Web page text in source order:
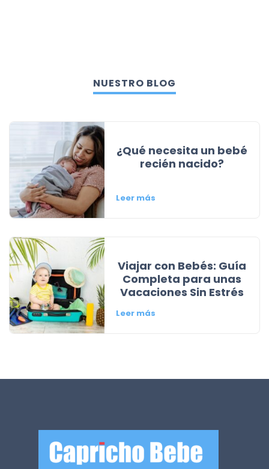
NUESTRO BLOG
¿Qué necesita un bebé
recién nacido?
Leer más
Viajar con Bebés: Guía
Completa para unas
Vacaciones Sin Estrés
Leer más